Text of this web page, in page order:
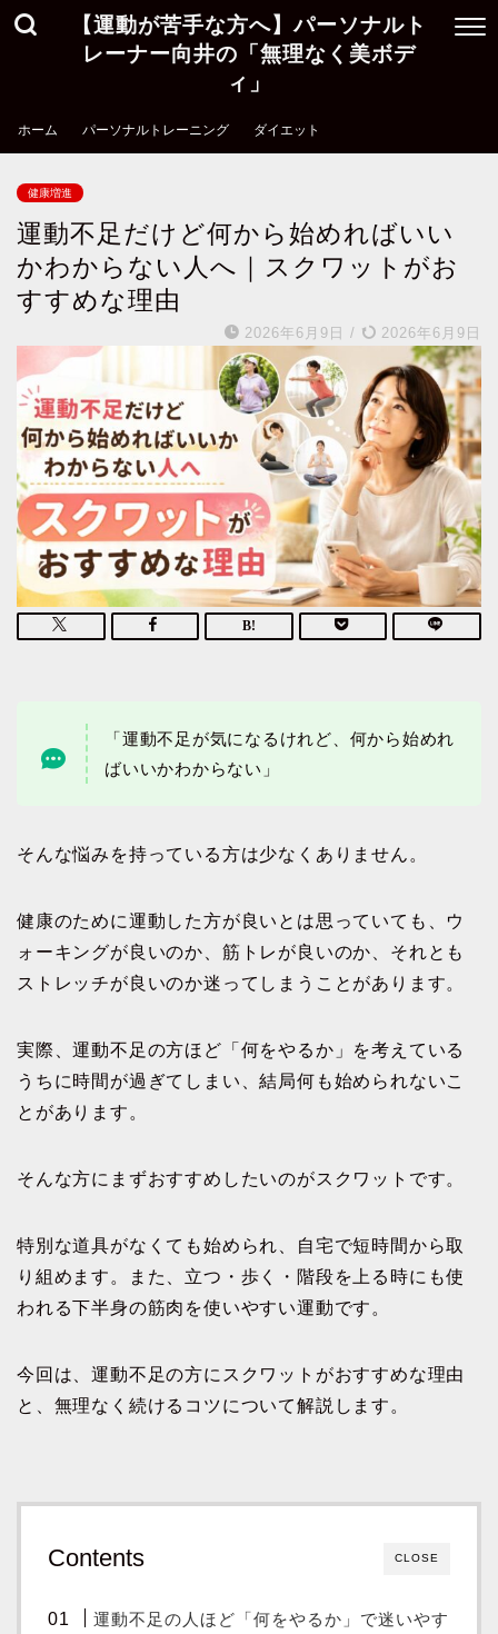
【運動が苦手な方へ】パーソナルト
レーナー向井の「無理なく美ボデ
ィ」
ホーム パーソナルトレーニング ダイエット
健康増進
運動不足だけど何から始めればいい
かわからない人へ｜スクワットがお
すすめな理由
2026年6月9日 / 2026年6月9日
「運動不足が気になるけれど、何から始めれ
ばいいかわからない」
そんな悩みを持っている方は少なくありません。
健康のために運動した方が良いとは思っていても、ウ
ォーキングが良いのか、筋トレが良いのか、それとも
ストレッチが良いのか迷ってしまうことがあります。
実際、運動不足の方ほど「何をやるか」を考えている
うちに時間が過ぎてしまい、結局何も始められないこ
とがあります。
そんな方にまずおすすめしたいのがスクワットです。
特別な道具がなくても始められ、自宅で短時間から取
り組めます。また、立つ・歩く・階段を上る時にも使
われる下半身の筋肉を使いやすい運動です。
今回は、運動不足の方にスクワットがおすすめな理由
と、無理なく続けるコツについて解説します。
CLOSE
Contents
運動不足の人ほど「何をやるか」で迷いやす